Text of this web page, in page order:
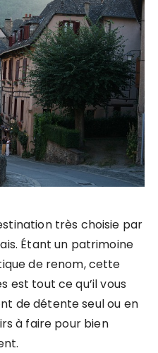
très choisie par
Étant un patrimoine
de renom, cette
est tout ce qu’il vous
de détente seul ou en
à faire pour bien